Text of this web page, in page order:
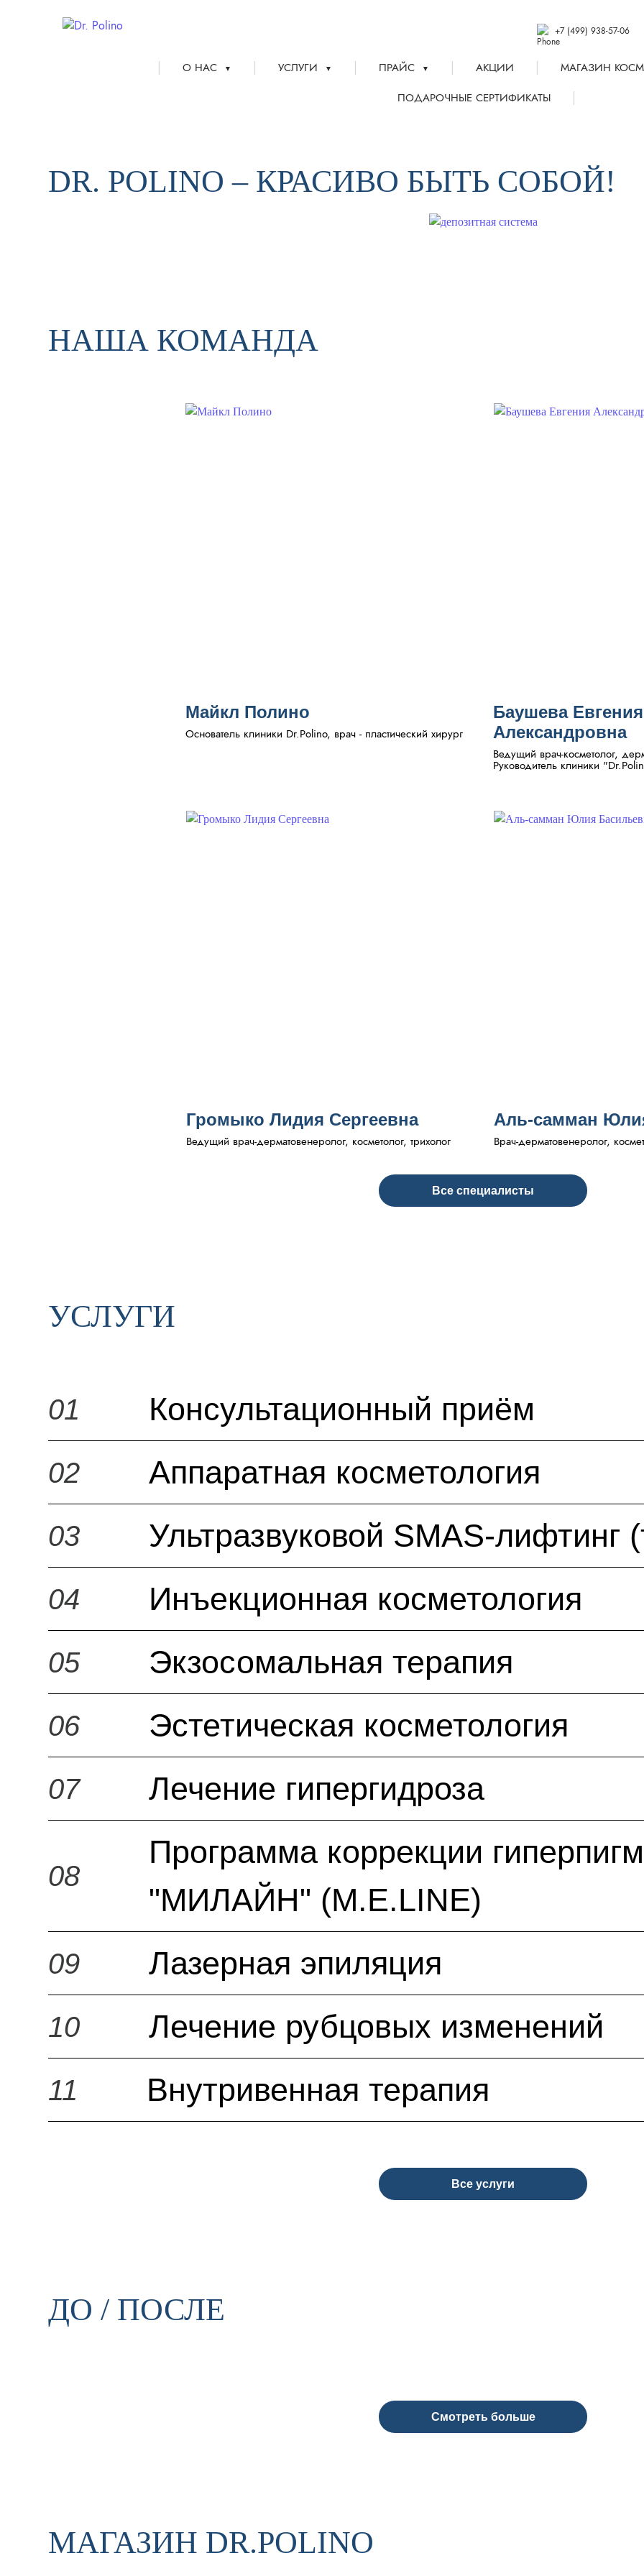
+7 (499) 938-57-06
| О НАС ▼ | УСЛУГИ ▼ | ПРАЙС ▼ | АКЦИИ | МАГАЗИН
ПОДАРОЧНЫЕ СЕРТИФИКАТЫ |
DR. POLINO – КРАСИВО БЫТЬ СОБОЙ!
НАША КОМАНДА
Майкл Полино
Основатель клиники Dr.Polino, врач - пластический хирург
Баушева Евгения
Александровна
Ведущий врач-косметолог,
Руководитель клиники
Громыко Лидия Сергеевна
Ведущий врач-дерматовенеролог, косметолог, трихолог
Аль-самман
Врач-дерматовенеролог,
Все специалисты
УСЛУГИ
01 Консультационный приём
02 Аппаратная косметология
03 Ультразвуковой SMAS-лифтинг
04 Инъекционная косметология
05 Экзосомальная терапия
06 Эстетическая косметология
07 Лечение гипергидроза
08
Программа коррекции
"МИЛАЙН" (M.E.LINE)
09 Лазерная эпиляция
10 Лечение рубцовых изменений
11 Внутривенная терапия
Все услуги
ДО / ПОСЛЕ
Смотреть больше
МАГАЗИН DR.POLINO